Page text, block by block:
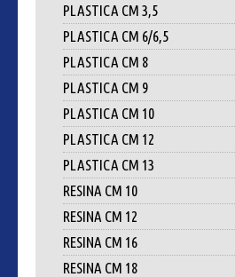
PLASTICA CM 3,5
PLASTICA CM 6/6,5
PLASTICA CM 8
PLASTICA CM 9
PLASTICA CM 10
PLASTICA CM 12
PLASTICA CM 13
RESINA CM 10
RESINA CM 12
RESINA CM 16
RESINA CM 18